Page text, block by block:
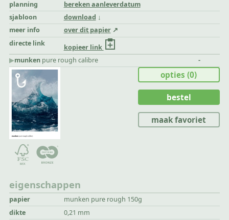
planning
bereken aanleverdatum
sjabloon
download
meer info
over dit papier
directe link
kopieer link
▶︎munken pure rough calibre -
eigenschappen
papier
munken pure rough 150g
dikte
0,21 mm
opties(0)
bestel
maak favoriet